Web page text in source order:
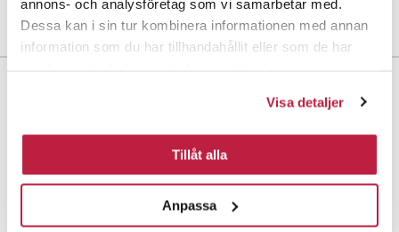
annons- och analysföretag som vi samarbetar med.
Dessa kan i sin tur kombinera informationen med annan
information som du har tillhandahållit eller som de har
Visa detaljer
Tillåt alla
Anpassa
Mått och dimensioner
Box 223